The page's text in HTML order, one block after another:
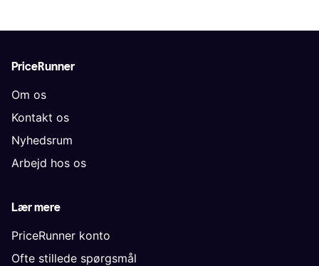
PriceRunner
Om os
Kontakt os
Nyhedsrum
Arbejd hos os
Lær mere
PriceRunner konto
Ofte stillede spørgsmål